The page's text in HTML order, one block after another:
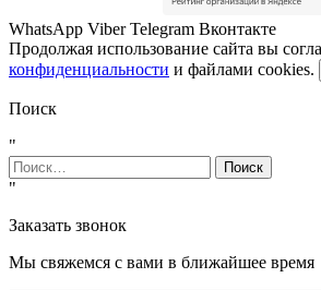
WhatsApp Viber Telegram Вконтакте
Продолжая использование сайта вы
конфиденциальности и файлами cookies.
Поиск
"
Найти:
"
Заказать звонок
Мы свяжемся с вами в ближайшее время